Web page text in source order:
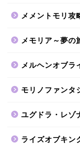
メメントモリ攻
メモリア～夢の
メルヘンオブラ
モリノファンタ
ユグドラ・レゾ
ライズオブキン